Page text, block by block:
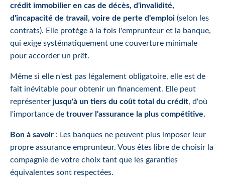
crédit immobilier en cas de décès, d'invalidité,
d'incapacité de travail, voire de perte d'emploi (selon les
contrats). Elle protège à la fois l'emprunteur et la banque,
qui exige systématiquement une couverture minimale
pour accorder un prêt.
Même si elle n'est pas légalement obligatoire, elle est de
fait inévitable pour obtenir un financement. Elle peut
représenter jusqu'à un tiers du coût total du crédit, d'où
l'importance de trouver l'assurance la plus compétitive.
Bon à savoir : Les banques ne peuvent plus imposer leur
propre assurance emprunteur. Vous êtes libre de choisir la
compagnie de votre choix tant que les garanties
équivalentes sont respectées.